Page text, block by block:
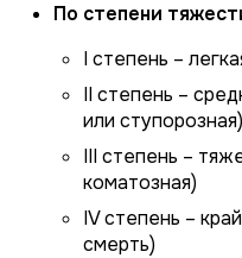
По степени
I степень –
II степень –
или ступорозная)
III степень –
коматозная)
IV степень –
смерть)